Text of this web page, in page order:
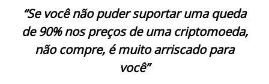
“Se você não puder suportar uma queda
de 90% nos preços de uma criptomoeda,
não compre, é muito arriscado para
você”